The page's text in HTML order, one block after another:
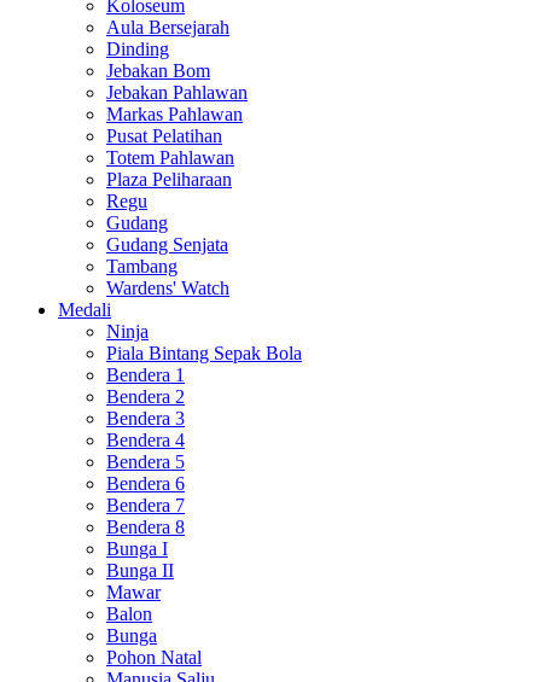
Koloseum
Aula Bersejarah
Dinding
Jebakan Bom
Jebakan Pahlawan
Markas Pahlawan
Pusat Pelatihan
Totem Pahlawan
Plaza Peliharaan
Regu
Gudang
Gudang Senjata
Tambang
Wardens' Watch
Medali
Ninja
Piala Bintang Sepak Bola
Bendera 1
Bendera 2
Bendera 3
Bendera 4
Bendera 5
Bendera 6
Bendera 7
Bendera 8
Bunga I
Bunga II
Mawar
Balon
Bunga
Pohon Natal